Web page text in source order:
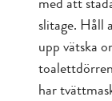
slitage. Håll
upp vätska
har